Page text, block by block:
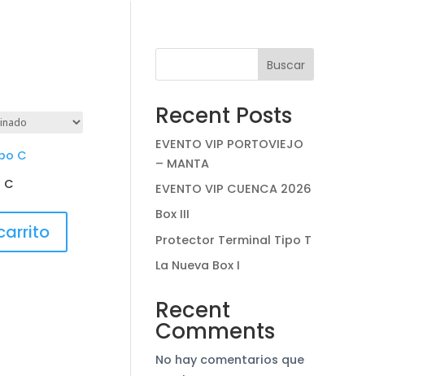
C
Buscar
Recent Posts
EVENTO VIP PORTOVIEJO
– MANTA
EVENTO VIP CUENCA 2026
Box III
Protector Terminal Tipo T
La Nueva Box I
Recent
Comments
No hay comentarios que